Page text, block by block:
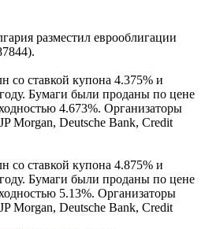
разместил еврооблигации
cо ставкой купона 4.375% и
Бумаги были проданы по цене
4.673%. Организаторы
Morgan, Deutsche Bank, Credit
cо ставкой купона 4.875% и
Бумаги были проданы по цене
5.13%. Организаторы
Morgan, Deutsche Bank, Credit